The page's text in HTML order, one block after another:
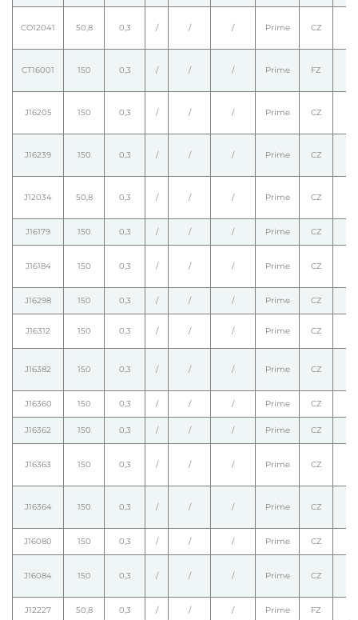
CO12041 50,8 0,3 / / / Prime CZ
CT16001 150 0,3 / / / Prime FZ
J16205 150 0,3 / / / Prime CZ
J16239 150 0,3 / / / Prime CZ
J12034 50,8 0,3 / / / Prime CZ
J16179 150 0,3 / / / Prime CZ
J16184 150 0,3 / / / Prime CZ
J16298 150 0,3 / / / Prime CZ
J16312 150 0,3 / / / Prime CZ
J16382 150 0,3 / / / Prime CZ
J16360 150 0,3 / / / Prime CZ
J16362 150 0,3 / / / Prime CZ
J16363 150 0,3 / / / Prime CZ
J16364 150 0,3 / / / Prime CZ
J16080 150 0,3 / / / Prime CZ
J16084 150 0,3 / / / Prime CZ
J12227 50,8 0,3 / / / Prime FZ